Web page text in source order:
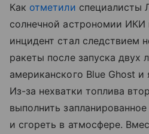
Как отметили специалисты
солнечной астрономии
инцидент стал следствием
ракеты после запуска двух
американского Blue Ghost и
Из-за нехватки топлива
выполнить
и сгореть в атмосфере.